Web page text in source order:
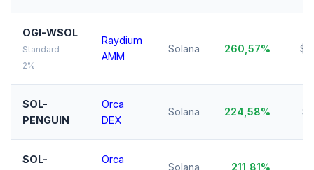
OGI-WSOL
Standard -
2%
Raydium
AMM
Solana 260,57%
SOL-
PENGUIN
Orca
DEX
Solana 224,58%
SOL-
Orca
Solana 211,81%